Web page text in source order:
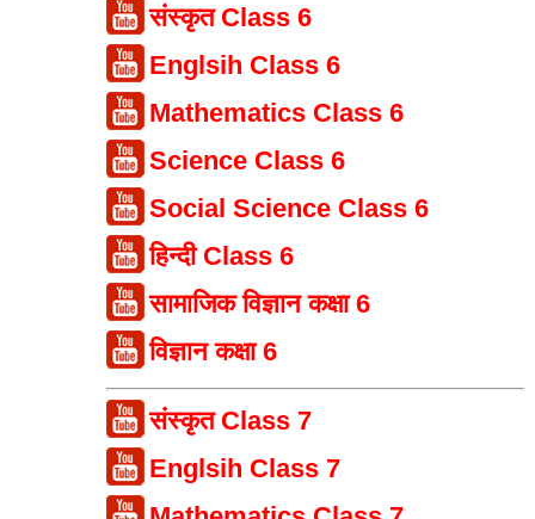
संस्कृत Class 6
Englsih Class 6
Mathematics Class 6
Science Class 6
Social Science Class 6
हिन्दी Class 6
सामाजिक विज्ञान कक्षा 6
विज्ञान कक्षा 6
संस्कृत Class 7
Englsih Class 7